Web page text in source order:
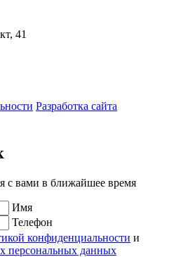
41
Разработка сайта
с вами в ближайшее время
Имя
Телефон
конфиденциальности и
персональных данных